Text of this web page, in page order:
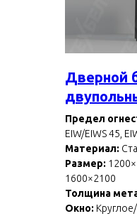
Дверной
Предел
EIW/EIWS 45,
Материал:
Размер:
1600×2100
Толщина
Окно: